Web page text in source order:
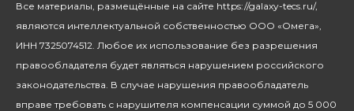
Посуда
Благотворительность
Все материалы, размещённые на сайте https://galaxy-tecs.ru/,
являются интеллектуальной собственностью ООО «Омега»,
ИНН 7325074512. Любое их использование без разрешения
правообладателя будет являться нарушением российского
законодательства. В случае нарушения правообладатель
вправе требовать с нарушителя компенсации суммой до 5 000